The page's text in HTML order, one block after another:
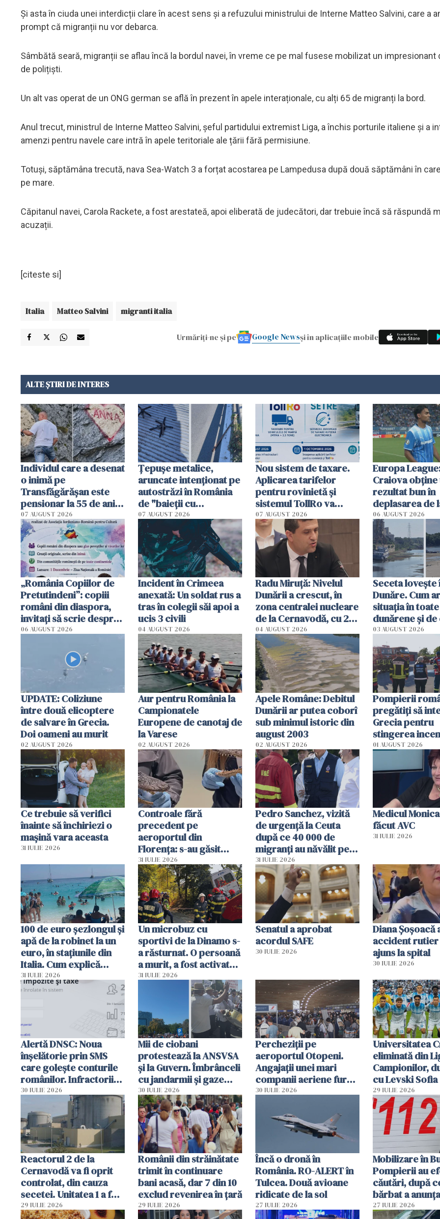
Și asta în ciuda unei interdicții clare în acest sens și a refuzului ministrului de Interne Matteo Salvini, care a
prompt că migranții nu vor debarca.
Sâmbătă seară, migranții se aflau încă la bordul navei, în vreme ce pe mal fusese mobilizat un
de polițiști.
Un alt vas operat de un ONG german se află în prezent în apele interaționale, cu alți 65 de migranți la bord.
Anul trecut, ministrul de Interne Matteo Salvini, șeful partidului extremist Liga, a închis porturile italiene și a
amenzi pentru navele care intră în apele teritoriale ale țării fără permisiune.
Totuși, săptămâna trecută, nava Sea-Watch 3 a forțat acostarea pe Lampedusa după două săptămâni în
pe mare.
Căpitanul navei, Carola Rackete, a fost arestateă, apoi eliberată de judecători, dar trebuie încă să răspundă
acuzații.
[citeste si]
Italia Matteo Salvini migranti italia
Urmăriți-ne și pe Google Newsși în aplicațiile mobile
ALTE ȘTIRI DE INTERES
Individul care a desenat
o inimă pe
Transfăgărășan este
pensionar la 55 de ani.
Poliția l-a identificat
07 AUGUST 2026
Țepușe metalice,
aruncate intenționat pe
autostrăzi în România
de "baieții cu
platforme": "Mi-au
cerut 1200 lei să mă
tracteze"
07 AUGUST 2026
Nou sistem de taxare.
Aplicarea tarifelor
pentru rovinietă şi
sistemul TollRo va
începe la 1 octombrie
07 AUGUST 2026
Europa
Craiova obține
rezultat bun în
deplasarea de
06 AUGUST 2026
„România Copiilor de
Pretutindeni”: copiii
români din diaspora,
invitați să scrie despre
România într-un volum
06 AUGUST 2026
Incident în Crimeea
anexată: Un soldat rus a
tras în colegii săi apoi a
ucis 3 civili
04 AUGUST 2026
Radu Miruţă: Nivelul
Dunării a crescut, în
zona centralei nucleare
de la Cernavodă, cu 2
cm faţă de ziua trecută
04 AUGUST 2026
Seceta
Dunăre. Cum
situația în
dunărene și de
România
efectele, deși a
în iulie
03 AUGUST 2026
UPDATE: Coliziune
între două elicoptere
de salvare în Grecia.
Doi oameni au murit
02 AUGUST 2026
Aur pentru România la
Campionatele
Europene de canotaj de
la Varese
02 AUGUST 2026
Apele Române: Debitul
Dunării ar putea coborî
sub minimul istoric din
august 2003
02 AUGUST 2026
Pompierii
pregătiţi să
Grecia pentru
stingerea
01 AUGUST 2026
Ce trebuie să verifici
înainte să închiriezi o
mașină vara aceasta
31 IULIE 2026
Controale fără
precedent pe
aeroportul din
Florența: s-au găsit
capete de aligator și o
sumă imensă de bani
31 IULIE 2026
Pedro Sanchez, vizită
de urgență la Ceuta
după ce 40 000 de
migranți au năvălit pe
teritoriul spaniol: „Vom
mobiliza toate
resursele"
31 IULIE 2026
Medicul
făcut AVC
31 IULIE 2026
100 de euro șezlongul și
apă de la robinet la un
euro, în stațiunile din
Italia. Cum explică
autoritățile
31 IULIE 2026
Un microbuz cu
sportivi de la Dinamo s-
a răsturnat. O persoană
a murit, a fost activat
planul roșu de
31 IULIE 2026
Senatul a aprobat
acordul SAFE
30 IULIE 2026
Diana Șoșoacă
accident rutier
ajuns la spital
30 IULIE 2026
Alertă DNSC: Noua
înșelătorie prin SMS
care golește conturile
românilor. Infractorii
folosesc numele
Ghișeul.ro și al Poliției
Române
30 IULIE 2026
Mii de ciobani
protestează la ANSVSA
și la Guvern. Îmbrânceli
cu jandarmii și gaze
lacrimogene
30 IULIE 2026
Percheziții pe
aeroportul Otopeni.
Angajații unei mari
companii aeriene furau
parfumuri, ceasuri și
vânzării
30 IULIE 2026
Universitatea
eliminată din
Campionilor,
cu Levski Sofia
29 IULIE 2026
Reactorul 2 de la
Cernavodă va fi oprit
controlat, din cauza
secetei. Unitatea 1 a fost
deja oprită
29 IULIE 2026
Românii din străinătate
trimit în continuare
bani acasă, dar 7 din 10
exclud revenirea în țară
29 IULIE 2026
Încă o dronă în
România. RO-ALERT în
Tulcea. Două avioane
ridicate de la sol
27 IULIE 2026
Mobilizare în
Pompierii au
căutări, după
bărbat a
că a văzut un
27 IULIE 2026